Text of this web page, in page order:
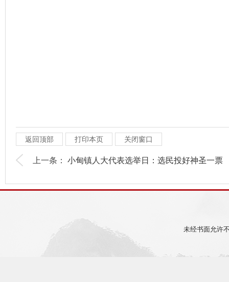
返回顶部 打印本页 关闭窗口
上一条： 小甸镇人大代表选举日：选民投好神圣一票
未经书面允许